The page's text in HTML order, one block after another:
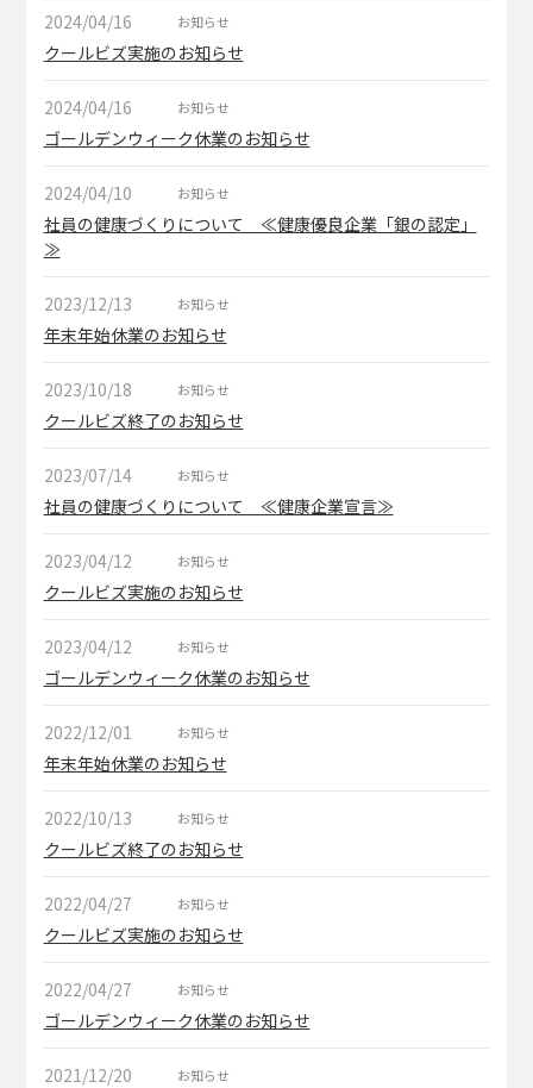
2024/04/16 お知らせ
クールビズ実施のお知らせ
2024/04/16 お知らせ
ゴールデンウィーク休業のお知らせ
2024/04/10 お知らせ
社員の健康づくりについて ≪健康優良企業「銀の認定」
≫
2023/12/13 お知らせ
年末年始休業のお知らせ
2023/10/18 お知らせ
クールビズ終了のお知らせ
2023/07/14 お知らせ
社員の健康づくりについて ≪健康企業宣言≫
2023/04/12 お知らせ
クールビズ実施のお知らせ
2023/04/12 お知らせ
ゴールデンウィーク休業のお知らせ
2022/12/01 お知らせ
年末年始休業のお知らせ
2022/10/13 お知らせ
クールビズ終了のお知らせ
2022/04/27 お知らせ
クールビズ実施のお知らせ
2022/04/27 お知らせ
ゴールデンウィーク休業のお知らせ
2021/12/20 お知らせ